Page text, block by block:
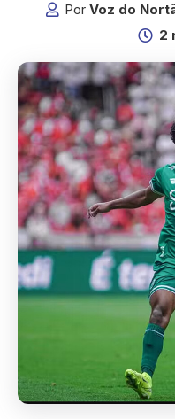
Por Voz do
2